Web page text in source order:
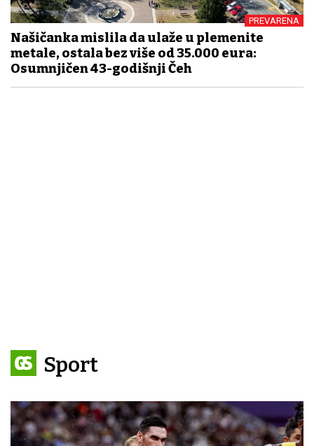
PREVARENA
Našičanka mislila da ulaže u plemenite
metale, ostala bez više od 35.000 eura:
Osumnjičen 43-godišnji Čeh
Sport